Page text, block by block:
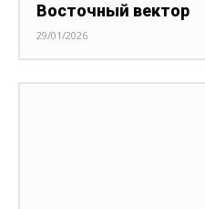
Восточный вектор
29/01/2026